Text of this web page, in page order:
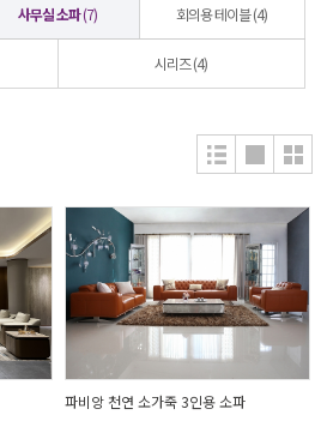
사무실 소파(7) 회의용 테이블(4)
시리즈(4)
파비앙 천연 소가죽 3인용 소파